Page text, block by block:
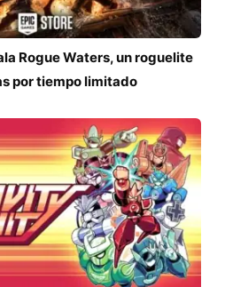
Rogue Waters, un roguelite
por tiempo limitado